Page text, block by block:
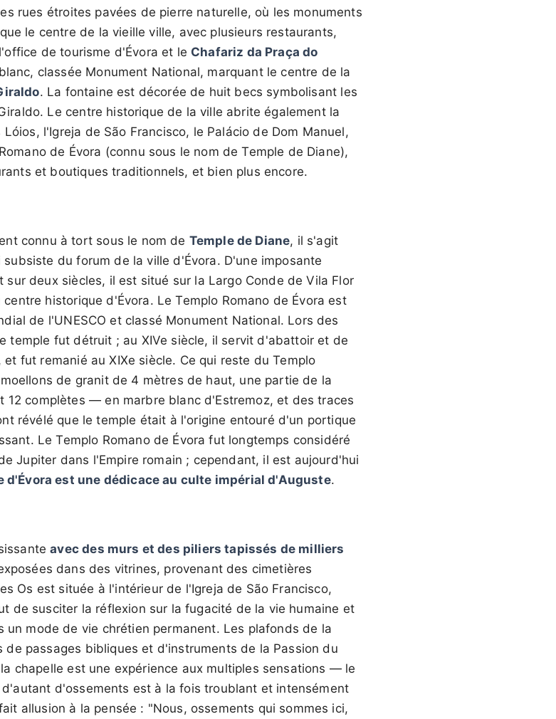
rues étroites pavées de pierre naturelle, où les monuments
le centre de la vieille ville, avec plusieurs restaurants,
de tourisme d'Évora et le Chafariz da Praça do
classée Monument National, marquant le centre de la
. La fontaine est décorée de huit becs symbolisant les
Le centre historique de la ville abrite également la
l'Igreja de São Francisco, le Palácio de Dom Manuel,
de Évora (connu sous le nom de Temple de Diane),
et boutiques traditionnels, et bien plus encore.
connu à tort sous le nom de Temple de Diane, il s'agit
du forum de la ville d'Évora. D'une imposante
deux siècles, il est situé sur la Largo Conde de Vila Flor
historique d'Évora. Le Templo Romano de Évora est
de l'UNESCO et classé Monument National. Lors des
temple fut détruit ; au XIVe siècle, il servit d'abattoir et de
fut remanié au XIXe siècle. Ce qui reste du Templo
de granit de 4 mètres de haut, une partie de la
12 complètes — en marbre blanc d'Estremoz, et des traces
révélé que le temple était à l'origine entouré d'un portique
Le Templo Romano de Évora fut longtemps considéré
Jupiter dans l'Empire romain ; cependant, il est aujourd'hui
d'Évora est une dédicace au culte impérial d'Auguste.
avec des murs et des piliers tapissés de milliers
dans des vitrines, provenant des cimetières
Os est située à l'intérieur de l'Igreja de São Francisco,
de susciter la réflexion sur la fugacité de la vie humaine et
un mode de vie chrétien permanent. Les plafonds de la
passages bibliques et d'instruments de la Passion du
chapelle est une expérience aux multiples sensations — le
d'ossements est à la fois troublant et intensément
allusion à la pensée : "Nous, ossements qui sommes ici,